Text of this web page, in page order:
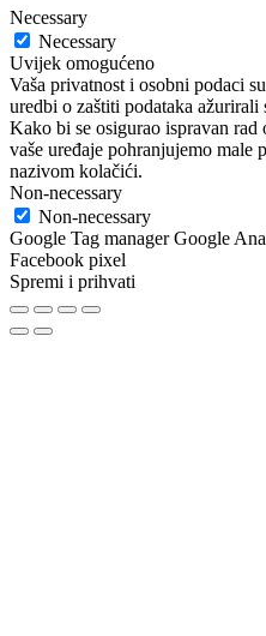
Necessary
Necessary
Uvijek omogućeno
Vaša privatnost i osobni podaci
uredbi o zaštiti podataka ažurirali
Kako bi se osigurao ispravan rad
vaše uređaje pohranjujemo male
nazivom kolačići.
Non-necessary
Non-necessary
Google Tag manager Google
Facebook pixel
Spremi i prihvati